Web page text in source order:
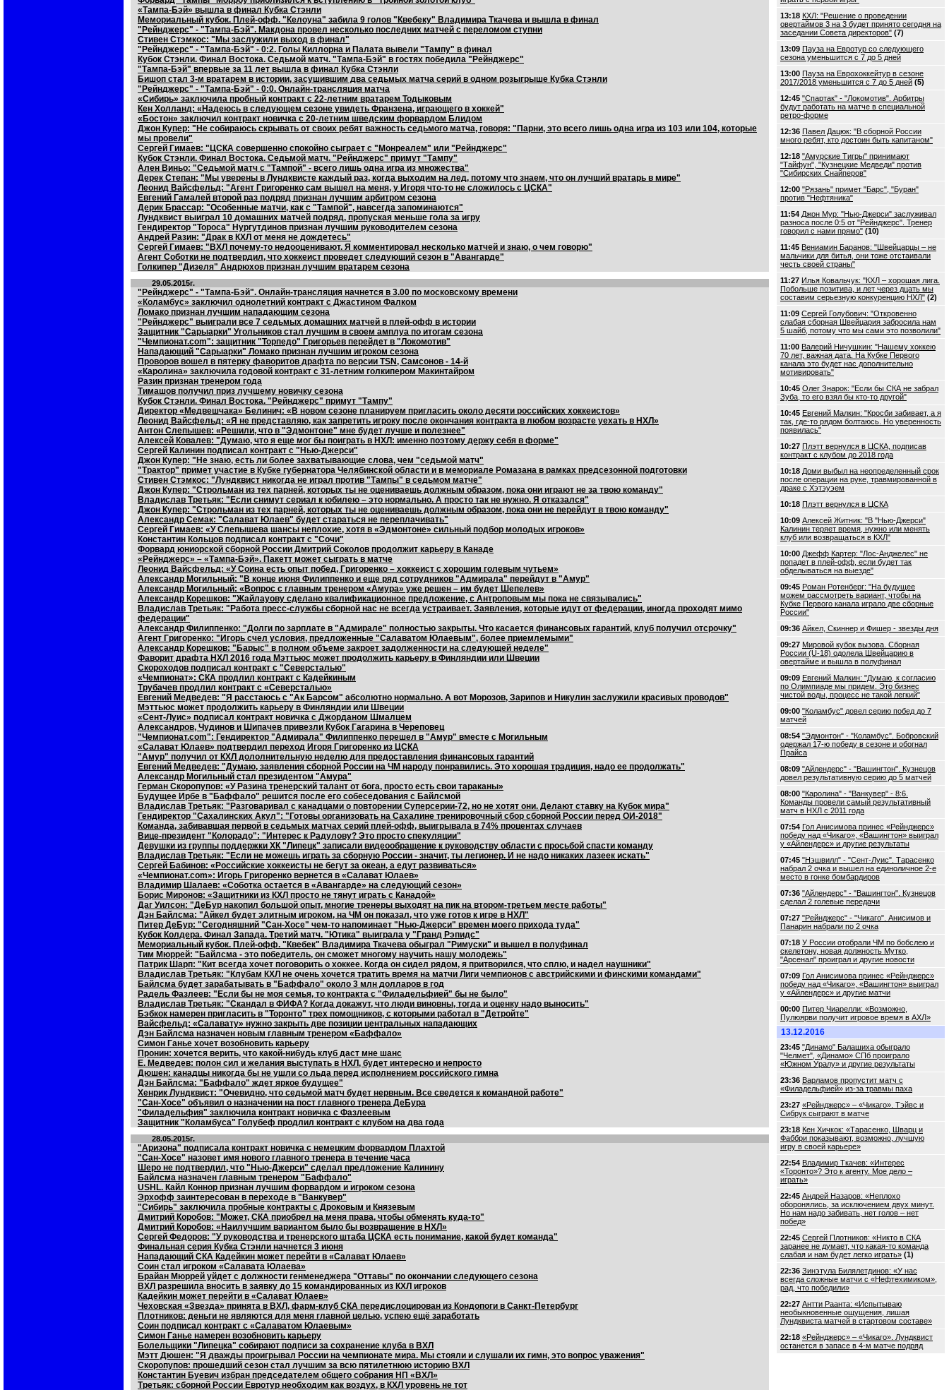
«Тампа-Бэй» вышла в финал Кубка Стэнли
Мемориальный кубок. Плей-офф. "Келоуна" забила 9 голов "Квебеку" Владимира Ткачева и вышла в финал
"Рейнджерс" - "Тампа-Бэй". Макдона провел несколько последних матчей с переломом ступни
Стивен Стэмкос: "Мы заслужили выход в финал"
"Рейнджерс" - "Тампа-Бэй" - 0:2. Голы Киллорна и Палата вывели "Тампу" в финал
Кубок Стэнли. Финал Востока. Седьмой матч. "Тампа-Бэй" в гостях победила "Рейнджерс"
"Тампа-Бэй" впервые за 11 лет вышла в финал Кубка Стэнли
Бишоп стал 3-м вратарем в истории, засушившим два седьмых матча серий в одном розыгрыше Кубка Стэнли
"Рейнджерс" - "Тампа-Бэй" - 0:0. Онлайн-трансляция матча
«Сибирь» заключила пробный контракт с 22-летним вратарем Тодыковым
Кен Холланд: «Надеюсь в следующем сезоне увидеть Франзена, играющего в хоккей"
«Бостон» заключил контракт новичка с 20-летним шведским форвардом Блидом
Джон Купер: "Не собираюсь скрывать от своих ребят важность седьмого матча, говоря: "Парни, это всего лишь одна игра из 103 или 104, которые
мы провели"
Сергей Гимаев: "ЦСКА совершенно спокойно сыграет с "Монреалем" или "Рейнджерс"
Кубок Стэнли. Финал Востока. Седьмой матч. "Рейнджерс" примут "Тампу"
Ален Виньо: "Седьмой матч с "Тампой" - всего лишь одна игра из множества"
Дерек Степан: "Мы уверены в Лундквисте каждый раз, когда выходим на лед, потому что знаем, что он лучший вратарь в мире"
Леонид Вайсфельд: "Агент Григоренко сам вышел на меня, у Игоря что-то не сложилось с ЦСКА"
Евгений Гамалей второй раз подряд признан лучшим арбитром сезона
Дерик Брассар: "Особенные матчи, как с "Тампой", навсегда запоминаются"
Лундквист выиграл 10 домашних матчей подряд, пропуская меньше гола за игру
Гендиректор "Тороса" Нургутдинов признан лучшим руководителем сезона
Андрей Разин: "Драк в КХЛ от меня не дождетесь"
Сергей Гимаев: "ВХЛ почему-то недооценивают. Я комментировал несколько матчей и знаю, о чем говорю"
Агент Соботки не подтвердил, что хоккеист проведет следующий сезон в "Авангарде"
Голкипер "Дизеля" Андрюхов признан лучшим вратарем сезона
29.05.2015г.
"Рейнджерс" - "Тампа-Бэй". Онлайн-трансляция начнется в 3.00 по московскому времени
«Коламбус» заключил однолетний контракт с Джастином Фалком
Ломако признан лучшим нападающим сезона
"Рейнджерс" выиграли все 7 седьмых домашних матчей в плей-офф в истории
Защитник "Сарыарки" Угольников стал лучшим в своем амплуа по итогам сезона
"Чемпионат.com": защитник "Торпедо" Григорьев перейдет в "Локомотив"
Нападающий "Сарыарки" Ломако признан лучшим игроком сезона
Проворов вошел в пятерку фаворитов драфта по версии TSN, Самсонов - 14-й
«Каролина» заключила годовой контракт с 31-летним голкипером Макинтайром
Разин признан тренером года
Тимашов получил приз лучшему новичку сезона
Кубок Стэнли. Финал Востока. "Рейнджерс" примут "Тампу"
Директор «Медвешчака» Белинич: «В новом сезоне планируем пригласить около десяти российских хоккеистов»
Леонид Вайсфельд: «Я не представляю, как запретить игроку после окончания контракта в любом возрасте уехать в НХЛ»
Антон Слепышев: «Решили, что в "Эдмонтоне" мне будет лучше и полезнее"
Алексей Ковалев: "Думаю, что я еще мог бы поиграть в НХЛ: именно поэтому держу себя в форме"
Сергей Калинин подписал контракт с "Нью-Джерси"
Джон Купер: "Не знаю, есть ли более захватывающие слова, чем "седьмой матч"
"Трактор" примет участие в Кубке губернатора Челябинской области и в мемориале Ромазана в рамках предсезонной подготовки
Стивен Стэмкос: "Лундквист никогда не играл против "Тампы" в седьмом матче"
Джон Купер: "Строльман из тех парней, которых ты не оцениваешь должным образом, пока они играют не за твою команду"
Владислав Третьяк: "Если снимут сериал к юбилею – это нормально. А просто так не нужно. Я отказался"
Джон Купер: "Строльман из тех парней, которых ты не оцениваешь должным образом, пока они не перейдут в твою команду"
Александр Семак: "Салават Юлаев" будет стараться не переплачивать"
Сергей Гимаев: «У Слепышева шансы неплохие, хотя в «Эдмонтоне» сильный подбор молодых игроков»
Константин Кольцов подписал контракт с "Сочи"
Форвард юниорской сборной России Дмитрий Соколов продолжит карьеру в Канаде
«Рейнджерс» – «Тампа-Бэй». Пакетт может сыграть в матче
Леонид Вайсфельд: «У Соина есть опыт побед, Григоренко – хоккеист с хорошим голевым чутьем»
Александр Могильный: "В конце июня Филиппенко и еще ряд сотрудников "Адмирала" перейдут в "Амур"
Александр Могильный: «Вопрос с главным тренером «Амура» уже решен – им будет Шепелев»
Александр Корешков: "Жайлауову сделано квалификационное предложение, с Антроповым мы пока не связывались"
Владислав Третьяк: "Работа пресс-службы сборной нас не всегда устраивает. Заявления, которые идут от федерации, иногда проходят мимо
федерации"
Александр Филиппенко: "Долги по зарплате в "Адмирале" полностью закрыты. Что касается финансовых гарантий, клуб получил отсрочку"
Агент Григоренко: "Игорь счел условия, предложенные "Салаватом Юлаевым", более приемлемыми"
Александр Корешков: "Барыс" в полном объеме закроет задолженности на следующей неделе"
Фаворит драфта НХЛ 2016 года Мэттьюс может продолжить карьеру в Финляндии или Швеции
Скороходов подписал контракт с "Северсталью"
«Чемпионат»: СКА продлил контракт с Кадейкиным
Трубачев продлил контракт с «Северсталью»
Евгений Медведев: "Я расстаюсь с "Ак Барсом" абсолютно нормально. А вот Морозов, Зарипов и Никулин заслужили красивых проводов"
Мэттьюс может продолжить карьеру в Финляндии или Швеции
«Сент-Луис» подписал контракт новичка с Джорданом Шмалцем
Александров, Чудинов и Шипачев привезли Кубок Гагарина в Череповец
"Чемпионат.com": Гендиректор "Адмирала" Филиппенко перешел в "Амур" вместе с Могильным
«Салават Юлаев» подтвердил переход Игоря Григоренко из ЦСКА
"Амур" получил от КХЛ дололнительную неделю для предоставления финансовых гарантий
Евгений Медведев: "Думаю, заявления сборной России на ЧМ народу понравились. Это хорошая традиция, надо ее продолжать"
Александр Могильный стал президентом "Амура"
Герман Скоропупов: «У Разина тренерский талант от бога, просто есть свои тараканы»
Будущее Ирбе в "Баффало" решится после его собеседования с Байлсмой
Владислав Третьяк: "Разговаривал с канадцами о повторении Суперсерии-72, но не хотят они. Делают ставку на Кубок мира"
Гендиректор "Сахалинских Акул": "Готовы организовать на Сахалине тренировочный сбор сборной России перед ОИ-2018"
Команда, забивавшая первой в седьмых матчах серий плей-офф, выигрывала в 74% процентах случаев
Вице-президент "Колорадо": "Интерес к Радулову? Это просто спекуляции"
Девушки из группы поддержки ХК "Липецк" записали видеообращение к руководству области с просьбой спасти команду
Владислав Третьяк: "Если не можешь играть за сборную России - значит, ты легионер. И не надо никаких лазеек искать"
Сергей Бабинов: «Российские хоккеисты не бегут за океан, а едут развиваться»
«Чемпионат.com»: Игорь Григоренко вернется в «Салават Юлаев»
Владимир Шалаев: «Соботка остается в «Авангарде» на следующий сезон»
Борис Миронов: «Защитники из КХЛ просто не тянут играть с Канадой»
Даг Уилсон: "ДеБур накопил большой опыт, многие тренеры выходят на пик на втором-третьем месте работы"
Дэн Байлсма: "Айкел будет элитным игроком, на ЧМ он показал, что уже готов к игре в НХЛ"
Питер ДеБур: "Сегодняшний "Сан-Хосе" чем-то напоминает "Нью-Джерси" времен моего прихода туда"
Кубок Колдера. Финал Запада. Третий матч. "Ютика" выиграла у "Гранд Рэпидс"
Мемориальный кубок. Плей-офф. "Квебек" Владимира Ткачева обыграл "Римуски" и вышел в полуфинал
Тим Мюррей: "Байлсма - это победитель, он сможет многому научить нашу молодежь"
Патрик Шарп: "Кит всегда хочет поговорить о хоккее. Когда он сидел рядом, я притворился, что сплю, и надел наушники"
Владислав Третьяк: "Клубам КХЛ не очень хочется тратить время на матчи Лиги чемпионов с австрийскими и финскими командами"
Байлсма будет зарабатывать в "Баффало" около 3 млн долларов в год
Радель Фазлеев: "Если бы не моя семья, то контракта с "Филадельфией" бы не было"
Владислав Третьяк: "Скандал в ФИФА? Когда докажут, что люди виновны, тогда и оценку надо выносить"
Бэбкок намерен пригласить в "Торонто" трех помощников, с которыми работал в "Детройте"
Вайсфельд: «Салавату» нужно закрыть две позиции центральных нападающих
Дэн Байлсма назначен новым главным тренером «Баффало»
Симон Ганье хочет возобновить карьеру
Пронин: хочется верить, что какой-нибудь клуб даст мне шанс
Е. Медведев: полон сил и желания выступать в НХЛ, будет интересно и непросто
Дюшен: канадцы никогда бы не ушли со льда перед исполнением российского гимна
Дэн Байлсма: "Баффало" ждет яркое будущее"
Хенрик Лундквист: "Очевидно, что седьмой матч будет нервным. Все сведется к командной работе"
"Сан-Хосе" объявил о назначении на пост главного тренера ДеБура
"Филадельфия" заключила контракт новичка с Фазлеевым
Защитник "Коламбуса" Голубеф продлил контракт с клубом на два года
28.05.2015г.
"Аризона" подписала контракт новичка с немецким форвардом Плахтой
"Сан-Хосе" назовет имя нового главного тренера в течение часа
Шеро не подтвердил, что "Нью-Джерси" сделал предложение Калинину
Байлсма назначен главным тренером "Баффало"
USHL. Кайл Коннор признан лучшим форвардом и игроком сезона
Эрхофф заинтересован в переходе в "Ванкувер"
"Сибирь" заключила пробные контракты с Дроковым и Князевым
Дмитрий Коробов: "Может, СКА приобрел на меня права, чтобы обменять куда-то"
Дмитрий Коробов: «Наилучшим вариантом было бы возвращение в НХЛ»
Сергей Федоров: "У руководства и тренерского штаба ЦСКА есть понимание, какой будет команда"
Финальная серия Кубка Стэнли начнется 3 июня
Нападающий СКА Кадейкин может перейти в «Салават Юлаев»
Соин стал игроком «Салавата Юлаева»
Брайан Мюррей уйдет с должности генменеджера "Оттавы" по окончании следующего сезона
ВХЛ разрешила вносить в заявку до 15 командированных из КХЛ игроков
Кадейкин может перейти в «Салават Юлаев»
Чеховская «Звезда» принята в ВХЛ, фарм-клуб СКА передислоцирован из Кондопоги в Санкт-Петербург
Плотников: деньги не являются для меня главной целью, успею ещё заработать
Соин подписал контракт с «Салаватом Юлаевым»
Симон Ганье намерен возобновить карьеру
Болельщики "Липецка" собирают подписи за сохранение клуба в ВХЛ
Мэтт Дюшен: "Я дважды проигрывал России на чемпионате мира. Мы стояли и слушали их гимн, это вопрос уважения"
Скоропупов: прошедший сезон стал лучшим за всю пятилетнюю историю ВХЛ
Константин Буевич избран председателем общего собрания НП «ВХЛ»
Третьяк: сборной России Евротур необходим как воздух, в КХЛ уровень не тот
13:18 КХЛ: "Решение о проведении
овертаймов 3 на 3 будет принято сегодня на
заседании Совета директоров" (7)
13:09 Пауза на Евротур со следующего
сезона уменьшится с 7 до 5 дней
13:00 Пауза на Еврохоккейтур в сезоне
2017/2018 уменьшится с 7 до 5 дней (5)
12:45 "Спартак" - "Локомотив". Арбитры
будут работать на матче в специальной
ретро-форме
12:36 Павел Дацюк: "В сборной России
много ребят, кто достоин быть капитаном"
12:18 "Амурские Тигры" принимают
"Тайфун", "Кузнецкие Медведи" против
"Сибирских Снайперов"
12:00 "Рязань" примет "Барс", "Буран"
против "Нефтяника"
11:54 Джон Мур: "Нью-Джерси" заслуживал
разноса после 0:5 от "Рейнджерс". Тренер
говорил с нами прямо" (10)
11:45 Вениамин Баранов: "Швейцарцы – не
мальчики для битья, они тоже отстаивали
честь своей страны"
11:27 Илья Ковальчук: "КХЛ – хорошая лига.
Побольше позитива, и лет через дцать мы
составим серьезную конкуренцию НХЛ" (2)
11:09 Сергей Голубович: "Откровенно
слабая сборная Швейцария забросила нам
5 шайб, потому что мы сами это позволили"
11:00 Валерий Ничушкин: "Нашему хоккею
70 лет, важная дата. На Кубке Первого
канала это будет нас дополнительно
мотивировать"
10:45 Олег Знарок: "Если бы СКА не забрал
Зуба, то его взял бы кто-то другой"
10:45 Евгений Малкин: "Кросби забивает, а я
так, где-то рядом болтаюсь. Но уверенность
появилась"
10:27 Плэтт вернулся в ЦСКА, подписав
контракт с клубом до 2018 года
10:18 Доми выбыл на неопределенный срок
после операции на руке, травмированной в
драке с Хэтэуэем
10:18 Плэтт вернулся в ЦСКА
10:09 Алексей Житник: "В "Нью-Джерси"
Калинин теряет время, нужно или менять
клуб или возвращаться в КХЛ"
10:00 Джефф Картер: "Лос-Анджелес" не
попадет в плей-офф, если будет так
обделываться на выезде"
09:45 Роман Ротенберг: "На будущее
можем рассмотреть вариант, чтобы на
Кубке Первого канала играло две сборные
России"
09:36 Айкел, Скиннер и Фишер - звезды дня
09:27 Мировой кубок вызова. Сборная
России (U-18) одолела Швейцарию в
овертайме и вышла в полуфинал
09:09 Евгений Малкин: "Думаю, к согласию
по Олимпиаде мы придем. Это бизнес
чистой воды, процесс не такой легкий"
09:00 "Коламбус" довел серию побед до 7
матчей
08:54 "Эдмонтон" - "Коламбус". Бобровский
одержал 17-ю победу в сезоне и обогнал
Прайса
08:09 "Айлендерс" - "Вашингтон". Кузнецов
довел результативную серию до 5 матчей
08:00 "Каролина" - "Ванкувер" - 8:6.
Команды провели самый результативный
матч в НХЛ с 2011 года
07:54 Гол Анисимова принес «Рейнджерс»
победу над «Чикаго», «Вашингтон» выиграл
у «Айлендерс» и другие результаты
07:45 "Нэшвилл" - "Сент-Луис". Тарасенко
набрал 2 очка и вышел на единоличное 2-е
место в гонке бомбардиров
07:36 "Айлендерс" - "Вашингтон". Кузнецов
сделал 2 голевые передачи
07:27 "Рейнджерс" - "Чикаго". Анисимов и
Панарин набрали по 2 очка
07:18 У России отобрали ЧМ по бобслею и
скелетону, новая должность Мутко,
"Арсенал" проиграл и другие новости
07:09 Гол Анисимова принес «Рейнджерс»
победу над «Чикаго», «Вашингтон» выиграл
у «Айлендерс» и другие матчи
00:00 Питер Чиарелли: «Возможно,
Пулюярви получит игровое время в АХЛ»
13.12.2016
23:45 "Динамо" Балашиха обыграло
"Челмет", «Динамо» СПб проиграло
«Южном Уралу» и другие результаты
23:36 Варламов пропустит матч с
«Филадельфией» из-за травмы паха
23:27 «Рейнджерс» – «Чикаго». Тэйвс и
Сибрук сыграют в матче
23:18 Кен Хичкок: «Тарасенко, Шварц и
Фаббри показывают, возможно, лучшую
игру в своей карьере»
22:54 Владимир Ткачев: «Интерес
«Торонто»? Это к агенту. Мое дело –
играть»
22:45 Андрей Назаров: «Неплохо
оборонялись, за исключением двух минут.
Но нам надо забивать, нет голов – нет
побед»
22:45 Сергей Плотников: «Никто в СКА
заранее не думает, что какая-то команда
слабая и нам будет легко играть» (1)
22:36 Зинэтула Билялетдинов: «У нас
всегда сложные матчи с «Нефтехимиком»,
рад, что победили»
22:27 Антти Раанта: «Испытываю
необыкновенные ощущения, лишая
Лундквиста матчей в стартовом составе»
22:18 «Рейнджерс» – «Чикаго». Лундквист
останется в запасе в 4-м матче подряд